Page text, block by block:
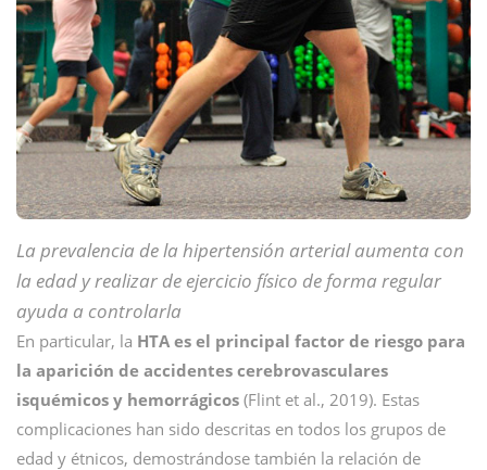
La prevalencia de la hipertensión arterial aumenta con
la edad y realizar de ejercicio físico de forma regular
ayuda a controlarla
En particular, la HTA es el principal factor de riesgo para
la aparición de accidentes cerebrovasculares
isquémicos y hemorrágicos (Flint et al., 2019). Estas
complicaciones han sido descritas en todos los grupos de
edad y étnicos, demostrándose también la relación de